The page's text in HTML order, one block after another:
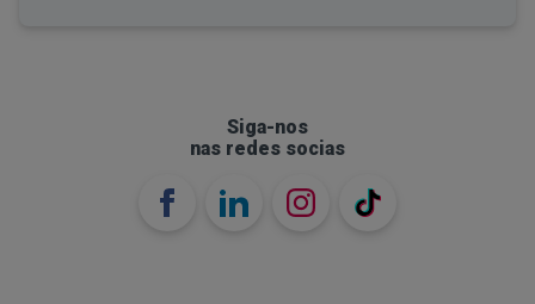
Siga-nos
nas redes socias